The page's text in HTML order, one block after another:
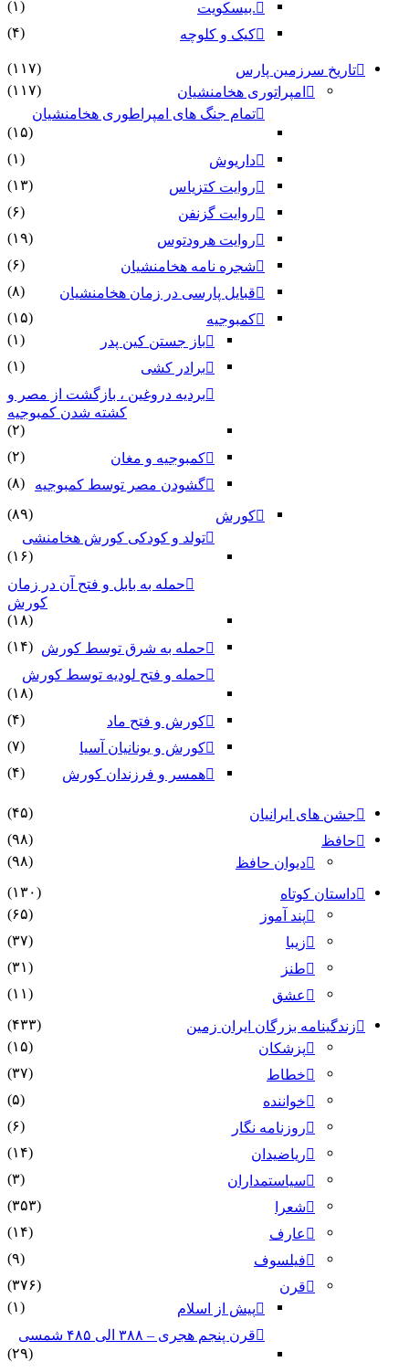
.بیسکویت
(۱)
کیک و کلوچه
(۴)
تاریخ سرزمین پارس
(۱۱۷)
امپراتوری هخامنشیان
(۱۱۷)
تمام جنگ های امپراطوری هخامنشیان
(۱۵)
داریوش
(۱)
روایت کتزیاس
(۱۳)
روایت گزنفن
(۶)
روایت هرودتوس
(۱۹)
شجره نامه هخامنشیان
(۶)
قبایل پارسی در زمان هخامنشیان
(۸)
کمبوجیه
(۱۵)
باز جستن کین پدر
(۱)
برادر کشی
(۱)
بردیه دروغین ، بازگشت از مصر و
کشته شدن کمبوجیه
(۲)
کمبوجیه و مغان
(۲)
گشودن مصر توسط کمبوجیه
(۸)
کورش
(۸۹)
تولد و کودکی کورش هخامنشی
(۱۶)
حمله به بابل و فتح آن در زمان
کورش
(۱۸)
حمله به شرق توسط کورش (۱۴)
حمله و فتح لودیه توسط کورش
(۱۸)
کورش و فتح ماد
(۴)
کورش و یونانیان آسیا
(۷)
همسر و فرزندان کورش
(۴)
جشن های ایرانیان
(۴۵)
حافظ
(۹۸)
دیوان حافظ
(۹۸)
داستان کوتاه
(۱۳۰)
پند آموز
(۶۵)
زیبا
(۳۷)
طنز
(۳۱)
عشق
(۱۱)
زندگینامه بزرگان ایران زمین
(۴۳۳)
پزشکان
(۱۵)
خطاط
(۳۷)
خواننده
(۵)
روزنامه نگار
(۶)
ریاضیدان
(۱۴)
سیاستمداران
(۳)
شعرا
(۳۵۳)
عارف
(۱۴)
فیلسوف
(۹)
قرن
(۳۷۶)
پیش از اسلام
(۱)
قرن پنجم هجری – ۳۸۸ الی ۴۸۵ شمسی
(۲۹)